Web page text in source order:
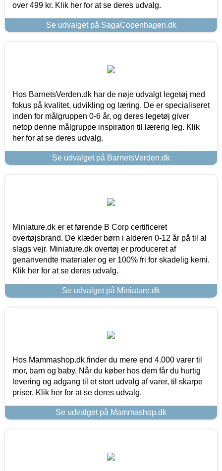
over 499 kr. Klik her for at se deres udvalg.
Se udvalget på SagaCopenhagen.dk
Hos BarnetsVerden.dk har de nøje udvalgt legetøj med
fokus på kvalitet, udvikling og læring. De er specialiseret
inden for målgruppen 0-6 år, og deres legetøj giver
netop denne målgruppe inspiration til lærerig leg. Klik
her for at se deres udvalg.
Se udvalget på BarnetsVerden.dk
Miniature.dk er et førende B Corp certificeret
overtøjsbrand. De klæder børn i alderen 0-12 år på til al
slags vejr. Miniature.dk overtøj er produceret af
genanvendte materialer og er 100% fri for skadelig kemi.
Klik her for at se deres udvalg.
Se udvalget på Miniature.dk
Hos Mammashop.dk finder du mere end 4.000 varer til
mor, barn og baby. Når du køber hos dem får du hurtig
levering og adgang til et stort udvalg af varer, til skarpe
priser. Klik her for at se deres udvalg.
Se udvalget på Mammashop.dk